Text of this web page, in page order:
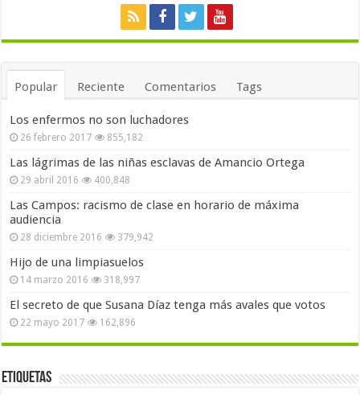
Popular Reciente Comentarios Tags
Los enfermos no son luchadores
26 febrero 2017 855,182
Las lágrimas de las niñas esclavas de Amancio Ortega
29 abril 2016 400,848
Las Campos: racismo de clase en horario de máxima
audiencia
28 diciembre 2016 379,942
Hijo de una limpiasuelos
14 marzo 2016 318,997
El secreto de que Susana Díaz tenga más avales que votos
22 mayo 2017 162,896
Etiquetas